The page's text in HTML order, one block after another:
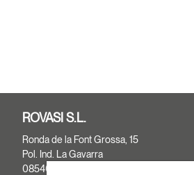
ROVASI S.L.
Ronda de la Font Grossa, 15
Pol. Ind. La Gavarra
08540 Centelles | Barcelona